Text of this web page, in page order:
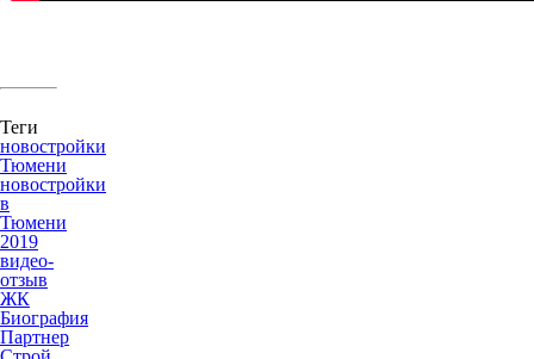
Теги
новостройки
Тюмени
новостройки
в
Тюмени
2019
видео-
отзыв
ЖК
Биография
Партнер